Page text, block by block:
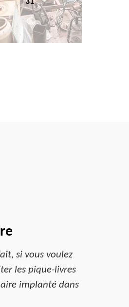
si vous voulez
les pique-livres
implanté dans